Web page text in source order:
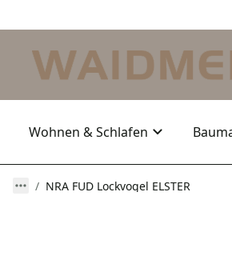
Wohnen & Schlafen
NRA FUD Lockvogel ELSTER